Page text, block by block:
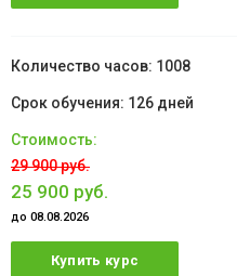
1008
126 дней
29 900 руб.
25 900 руб.
до 08.08.2026
Купить курс